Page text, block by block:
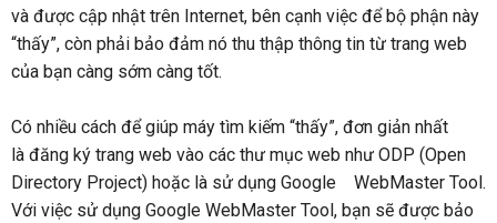
và được cập nhật trên Internet, bên cạnh việc để bộ phận này
“thấy”, còn phải bảo đảm nó thu thập thông tin từ trang web
của bạn càng sớm càng tốt.
Có nhiều cách để giúp máy tìm kiếm “thấy”, đơn giản nhất
là đăng ký trang web vào các thư mục web như ODP (Open
Directory Project) hoặc là sử dụng Google WebMaster Tool.
Với việc sử dụng Google WebMaster Tool, bạn sẽ được bảo